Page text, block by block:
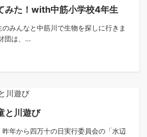
みた！with中筋小学校4年生
みんなと中筋川で生物を探しに行きま
団は、...
と川遊び
年から四万十の日実行委員会の「水辺